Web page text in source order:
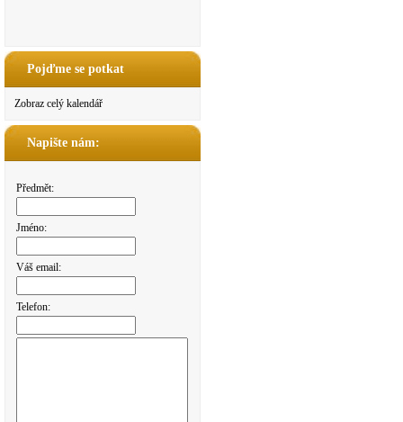
Pojďme se potkat
Zobraz celý kalendář
Napište nám:
Předmět:
Jméno:
Váš email:
Telefon: